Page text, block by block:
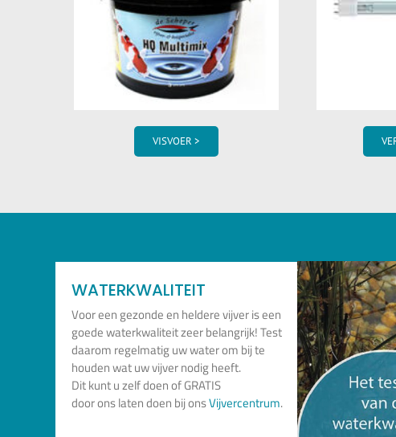
VISVOER >
WATERKWALITEIT
Voor een gezonde en heldere vijver is een
goede waterkwaliteit zeer belangrijk! Test
daarom regelmatig uw water om bij te
houden wat uw vijver nodig heeft.
Dit kunt u zelf doen of GRATIS
door ons laten doen bij onsVijvercentrum.